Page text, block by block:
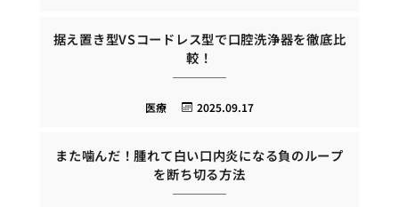
据え置き型VSコードレス型で口腔洗浄器を徹底比
較！
2025.09.17
医療
また噛んだ！腫れて白い口内炎になる負のループ
を断ち切る方法